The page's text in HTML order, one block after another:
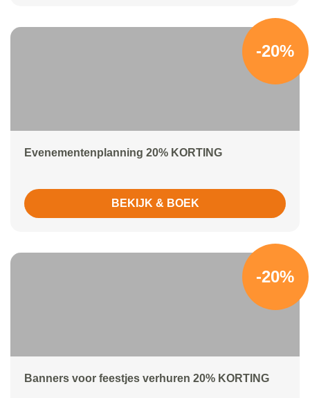
-20%
Evenementenplanning 20% KORTING
BEKIJK & BOEK
-20%
Banners voor feestjes verhuren 20% KORTING